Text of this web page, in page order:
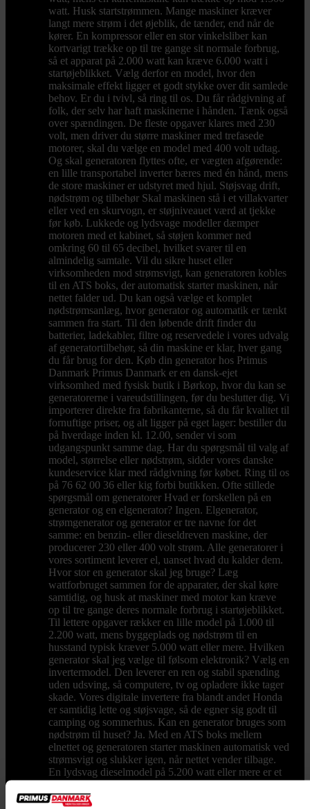
watt. Husk startstrømmen. Mange maskiner kræver
langt mere strøm i det øjeblik, de tænder, end når de
kører. En kompressor eller en stor vinkelsliber kan
kortvarigt trække op til tre gange sit normale forbrug,
så et apparat på 2.000 watt kan kræve 6.000 watt i
startøjeblikket. Vælg derfor en model, hvor den
maksimale effekt ligger et godt stykke over dit samlede
behov. Er du i tvivl, så ring til os. Du får rådgivning af
folk, der selv har haft maskinerne i hånden. Tænk også
over spændingen. De fleste opgaver klares med 230
volt, men driver du større maskiner med trefasede
motorer, skal du vælge en model med 400 volt udtag.
Og skal generatoren flyttes ofte, er vægten afgørende:
en lille transportabel inverter bæres med én hånd, mens
de store maskiner er udstyret med hjul. Støjsvag drift,
nødstrøm og tilbehør Skal maskinen stå i et villakvarter
eller ved en skurvogn, er støjniveauet værd at tjekke
før køb. Lukkede og lydsvage modeller dæmper
motoren med et kabinet, så støjen kommer ned
omkring 60 til 65 decibel, hvilket svarer til en
almindelig samtale. Vil du sikre huset eller
virksomheden mod strømsvigt, kan generatoren kobles
til en ATS boks, der automatisk starter maskinen, når
nettet falder ud. Du kan også vælge et komplet
nødstrømsanlæg, hvor generator og automatik er tænkt
sammen fra start. Til den løbende drift finder du
batterier, ladekabler, filtre og reservedele i vores udvalg
af generatortilbehør, så din maskine er klar, hver gang
du får brug for den. Køb din generator hos Primus
Danmark Primus Danmark er en dansk-ejet
virksomhed med fysisk butik i Børkop, hvor du kan se
generatorerne i vareudstillingen, før du beslutter dig. Vi
importerer direkte fra fabrikanterne, så du får kvalitet til
fornuftige priser, og alt ligger på eget lager: bestiller du
på hverdage inden kl. 12.00, sender vi som
udgangspunkt samme dag. Har du spørgsmål til valg af
model, størrelse eller nødstrøm, sidder vores danske
kundeservice klar med rådgivning før købet. Ring til os
på 76 62 00 36 eller kig forbi butikken. Ofte stillede
spørgsmål om generatorer Hvad er forskellen på en
generator og en elgenerator? Ingen. Elgenerator,
strømgenerator og generator er tre navne for det
samme: en benzin- eller dieseldreven maskine, der
producerer 230 eller 400 volt strøm. Alle generatorer i
vores sortiment leverer el, uanset hvad du kalder dem.
Hvor stor en generator skal jeg bruge? Læg
wattforbruget sammen for de apparater, der skal køre
samtidig, og husk at maskiner med motor kan kræve
op til tre gange deres normale forbrug i startøjeblikket.
Til lettere opgaver rækker en lille model på 1.000 til
2.200 watt, mens byggeplads og nødstrøm til en
husstand typisk kræver 5.000 watt eller mere. Hvilken
generator skal jeg vælge til følsom elektronik? Vælg en
invertermodel. Den leverer en ren og stabil spænding
uden udsving, så computere, tv og opladere ikke tager
skade. Vores digitale invertere fra blandt andet Honda
er samtidig lette og støjsvage, så de egner sig godt til
camping og sommerhus. Kan en generator bruges som
nødstrøm til huset? Ja. Med en ATS boks mellem
elnettet og generatoren starter maskinen automatisk ved
strømsvigt og slukker igen, når nettet vender tilbage.
En lydsvag dieselmodel på 5.200 watt eller mere er et
solidt udgangspunkt for en almindelig husstand.
Minigraver